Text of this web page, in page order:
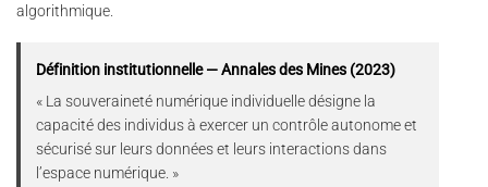
algorithmique.
Définition institutionnelle — Annales des Mines (2023)
« La souveraineté numérique individuelle désigne la
capacité des individus à exercer un contrôle autonome et
sécurisé sur leurs données et leurs interactions dans
l’espace numérique. »